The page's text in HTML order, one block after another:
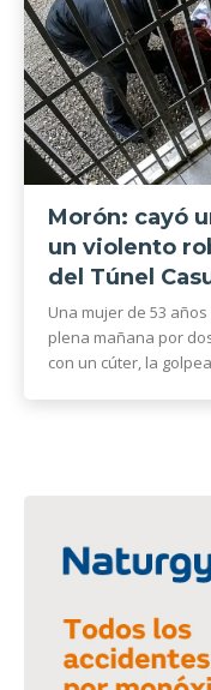
Morón: cayó
un violento
del Túnel
Una mujer de 53
plena mañana por
con un cúter, la